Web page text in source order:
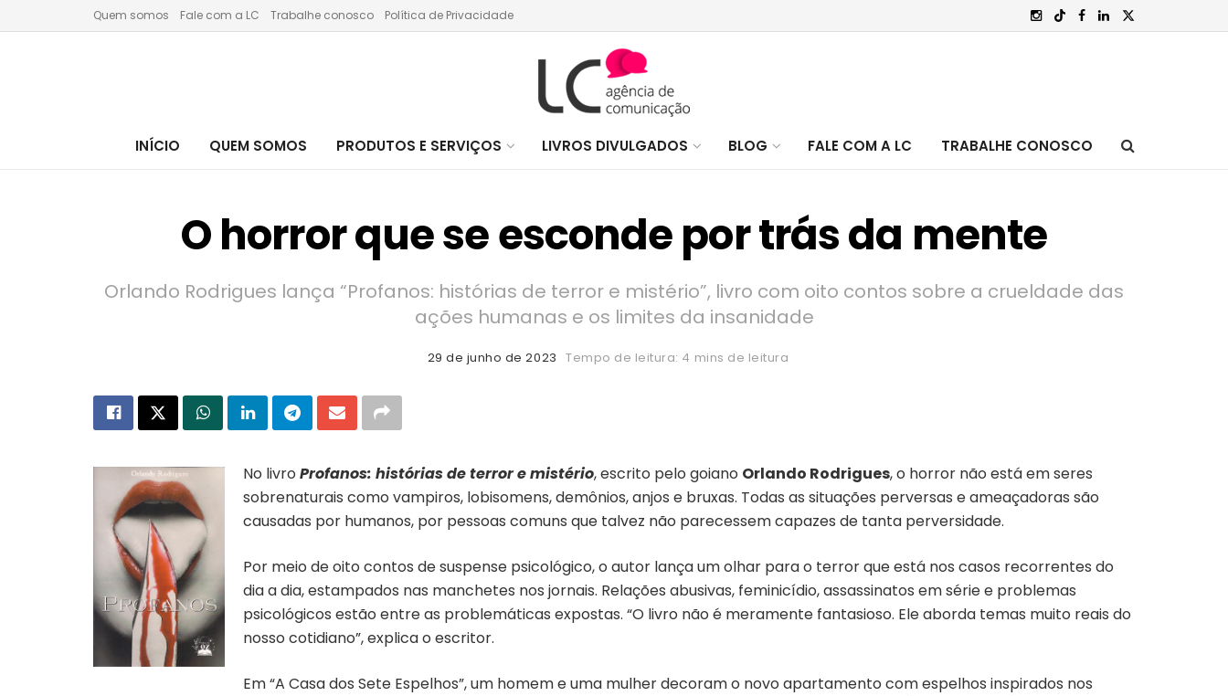
Quem somos Fale com a LC Trabalhe conosco Política de Privacidade
INÍCIO QUEM SOMOS PRODUTOS E SERVIÇOS LIVROS DIVULGADOS BLOG FALE COM A LC TRABALHE CONOSCO
O horror que se esconde por trás da mente
Orlando Rodrigues lança “Profanos: histórias de terror e mistério”, livro com oito contos sobre a crueldade das
ações humanas e os limites da insanidade
29 de junho de 2023 Tempo de leitura: 4 mins de leitura
No livro Profanos: histórias de terror e mistério, escrito pelo goiano Orlando Rodrigues, o horror não está em seres
sobrenaturais como vampiros, lobisomens, demônios, anjos e bruxas. Todas as situações perversas e ameaçadoras são
causadas por humanos, por pessoas comuns que talvez não parecessem capazes de tanta perversidade.
Por meio de oito contos de suspense psicológico, o autor lança um olhar para o terror que está nos casos recorrentes do
dia a dia, estampados nas manchetes nos jornais. Relações abusivas, feminicídio, assassinatos em série e problemas
psicológicos estão entre as problemáticas expostas. “O livro não é meramente fantasioso. Ele aborda temas muito reais do
nosso cotidiano”, explica o escritor.
Em “A Casa dos Sete Espelhos”, um homem e uma mulher decoram o novo apartamento com espelhos inspirados nos